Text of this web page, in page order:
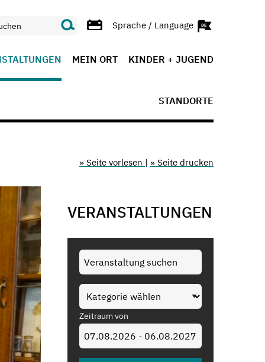
Sprache / Language
MEIN ORT KINDER + JUGEND
STANDORTE
» Seite vorlesen | » Seite drucken
VERANSTALTUNGEN
Zeitraum von